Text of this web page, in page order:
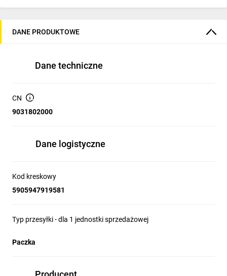
DANE PRODUKTOWE
Dane techniczne
CN
9031802000
Dane logistyczne
Kod kreskowy
5905947919581
Typ przesyłki - dla 1 jednostki sprzedażowej
Paczka